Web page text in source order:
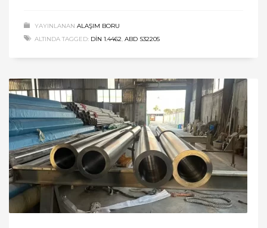
YAYINLANAN ALAŞIM BORU
ALTINDA TAGGED: DİN 1.4462, ABD S32205